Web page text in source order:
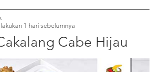
1 hari sebelumnya
Cabe Hijau